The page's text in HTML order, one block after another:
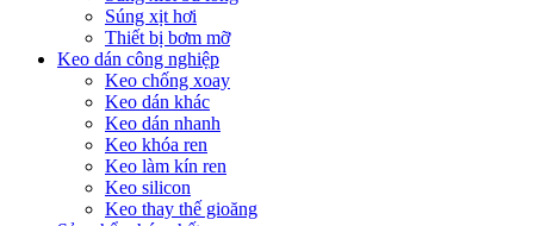
Súng xịt hơi
Thiết bị bơm mỡ
Keo dán công nghiệp
Keo chống xoay
Keo dán khác
Keo dán nhanh
Keo khóa ren
Keo làm kín ren
Keo silicon
Keo thay thế gioăng